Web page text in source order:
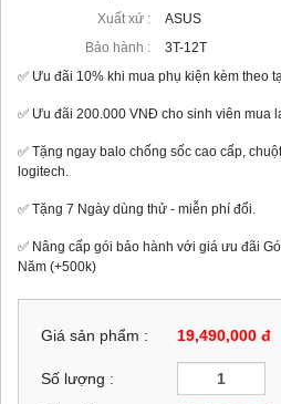
Xuất xứ :
ASUS
Bảo hành :
3T-12T
✅ Ưu đãi 10% khi mua phụ kiện kèm theo
✅ Ưu đãi 200.000 VNĐ cho sinh viên mua
✅ Tặng ngay balo chống sốc cao cấp,
logitech.
✅ Tặng 7 Ngày dùng thử - miễn phí đổi.
✅ Nâng cấp gói bảo hành với giá ưu đãi
Năm (+500k)
Giá sản phẩm : 19,490,000 đ
Số lượng :